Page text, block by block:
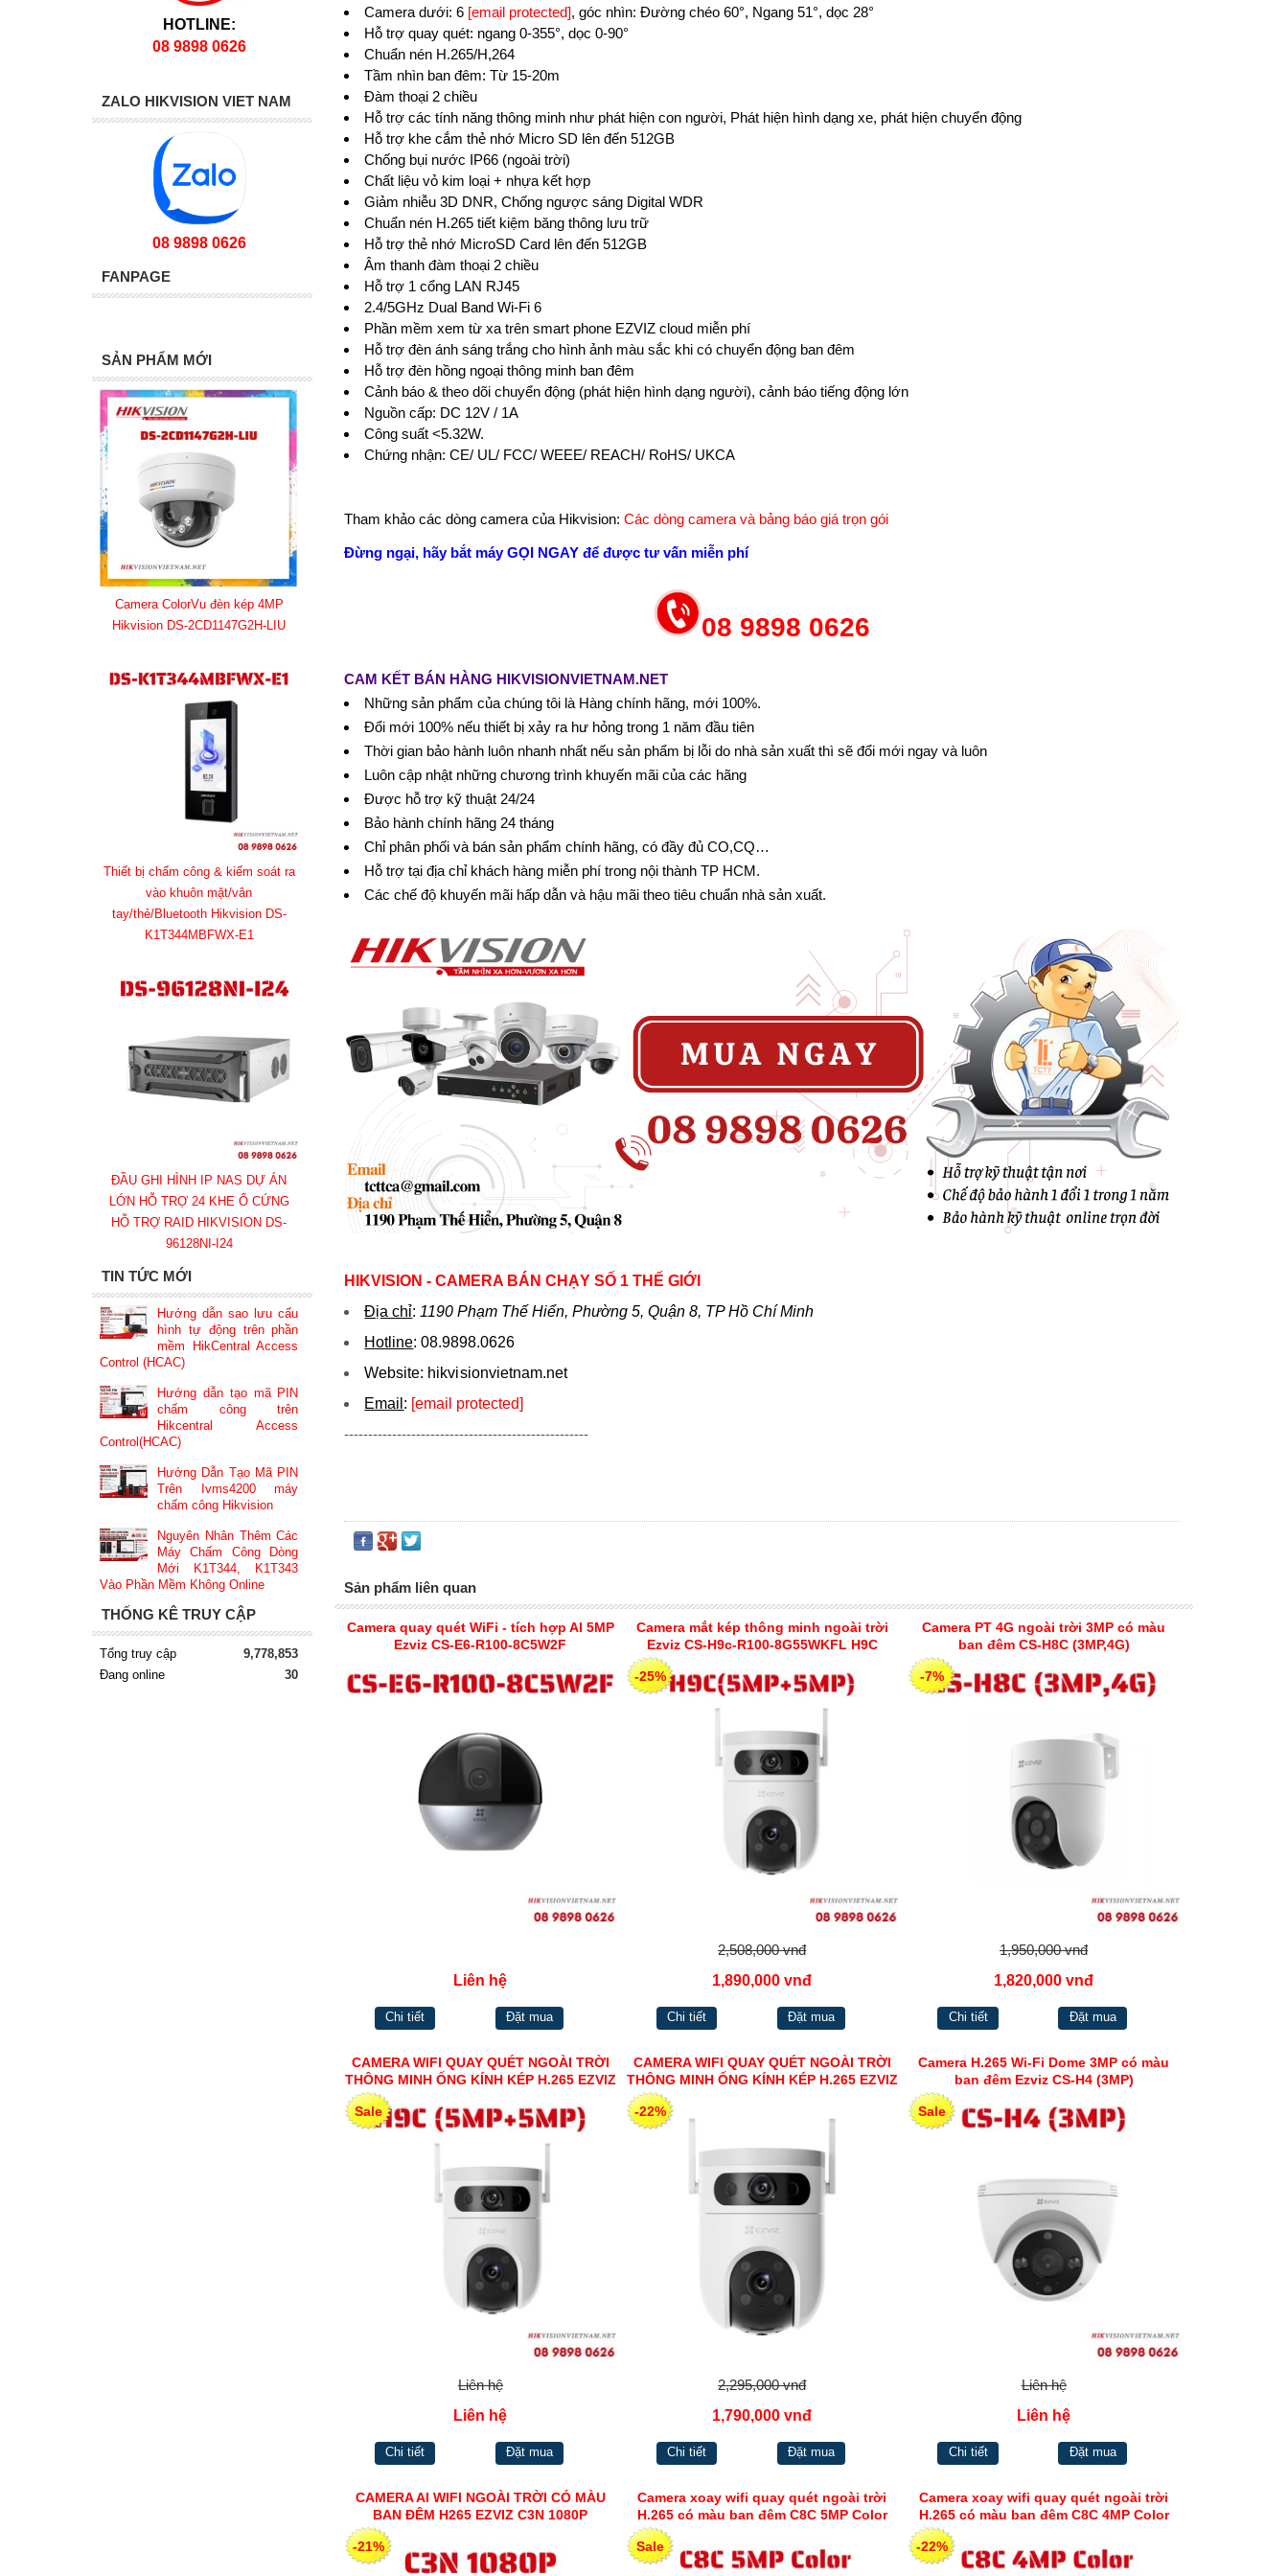
Camera dưới: 6 [email protected], góc nhìn: Đường chéo 60°, Ngang 51°, dọc 28°
Hỗ trợ quay quét: ngang 0-355°, dọc 0-90°
Chuẩn nén H.265/H,264
Tầm nhìn ban đêm: Từ 15-20m
Đàm thoại 2 chiều
Hỗ trợ các tính năng thông minh như phát hiện con người, Phát hiện hình dạng xe, phát hiện chuyển động
Hỗ trợ khe cắm thẻ nhớ Micro SD lên đến 512GB
Chống bụi nước IP66 (ngoài trời)
Chất liệu vỏ kim loại + nhựa kết hợp
Giảm nhiễu 3D DNR, Chống ngược sáng Digital WDR
Chuẩn nén H.265 tiết kiệm băng thông lưu trữ
Hỗ trợ thẻ nhớ MicroSD Card lên đến 512GB
Âm thanh đàm thoại 2 chiều
Hỗ trợ 1 cổng LAN RJ45
2.4/5GHz Dual Band Wi-Fi 6
Phần mềm xem từ xa trên smart phone EZVIZ cloud miễn phí
Hỗ trợ đèn ánh sáng trắng cho hình ảnh màu sắc khi có chuyển động ban đêm
Hỗ trợ đèn hồng ngoại thông minh ban đêm
Cảnh báo & theo dõi chuyển động (phát hiện hình dạng người), cảnh báo tiếng động lớn
Nguồn cấp: DC 12V / 1A
Công suất <5.32W.
Chứng nhận: CE/ UL/ FCC/ WEEE/ REACH/ RoHS/ UKCA
Tham khảo các dòng camera của Hikvision: Các dòng camera và bảng báo giá trọn gói
Đừng ngại, hãy bắt máy GỌI NGAY để được tư vấn miễn phí
08 9898 0626
CAM KẾT BÁN HÀNG HIKVISIONVIETNAM.NET
Những sản phẩm của chúng tôi là Hàng chính hãng, mới 100%.
Đổi mới 100% nếu thiết bị xảy ra hư hỏng trong 1 năm đầu tiên
Thời gian bảo hành luôn nhanh nhất nếu sản phẩm bị lỗi do nhà sản xuất thì sẽ đổi mới ngay và luôn
Luôn cập nhật những chương trình khuyến mãi của các hãng
Được hỗ trợ kỹ thuật 24/24
Bảo hành chính hãng 24 tháng
Chỉ phân phối và bán sản phẩm chính hãng, có đầy đủ CO,CQ…
Hỗ trợ tại địa chỉ khách hàng miễn phí trong nội thành TP HCM.
Các chế độ khuyến mãi hấp dẫn và hậu mãi theo tiêu chuẩn nhà sản xuất.
HIKVISION - CAMERA BÁN CHẠY SỐ 1 THẾ GIỚI
Địa chỉ: 1190 Phạm Thế Hiển, Phường 5, Quận 8, TP Hồ Chí Minh
Hotline:08.9898.0626
Website: hikvi sionvietnam.net
Email : [email protected]
---------------------------------------------------
Sản phẩm liên quan
Camera quay quét WiFi - tích hợp AI 5MP
Ezviz CS-E6-R100-8C5W2F
Liên hệ
Chi tiết Đặt mua
Camera mắt kép thông minh ngoài trời
Ezviz CS-H9c-R100-8G55WKFL H9C
-25%
2,508,000 vnđ
1,890,000 vnđ
Chi tiết Đặt mua
Camera PT 4G ngoài trời 3MP có màu
ban đêm CS-H8C (3MP,4G)
-7%
1,950,000 vnđ
1,820,000 vnđ
Chi tiết Đặt mua
CAMERA WIFI QUAY QUÉT NGOÀI TRỜI
THÔNG MINH ỐNG KÍNH KÉP H.265 EZVIZ
Sale
Liên hệ
Liên hệ
Chi tiết Đặt mua
CAMERA WIFI QUAY QUÉT NGOÀI TRỜI
THÔNG MINH ỐNG KÍNH KÉP H.265 EZVIZ
-22%
2,295,000 vnđ
1,790,000 vnđ
Chi tiết Đặt mua
Camera H.265 Wi-Fi Dome 3MP có màu
ban đêm Ezviz CS-H4 (3MP)
Sale
Liên hệ
Liên hệ
Chi tiết Đặt mua
CAMERA AI WIFI NGOÀI TRỜI CÓ MÀU
BAN ĐÊM H265 EZVIZ C3N 1080P
-21%
Camera xoay wifi quay quét ngoài trời
H.265 có màu ban đêm C8C 5MP Color
Sale
Camera xoay wifi quay quét ngoài trời
H.265 có màu ban đêm C8C 4MP Color
-22%
HOTLINE:
08 9898 0626
ZALO HIKVISION VIET NAM
08 9898 0626
FANPAGE
SẢN PHẨM MỚI
Camera ColorVu đèn kép 4MP
Hikvision DS-2CD1147G2H-LIU
Thiết bị chấm công & kiểm soát ra
vào khuôn mặt/vân
tay/thẻ/Bluetooth Hikvision DS-
K1T344MBFWX-E1
ĐẦU GHI HÌNH IP NAS DỰ ÁN
LỚN HỖ TRỢ 24 KHE Ổ CỨNG
HỖ TRỢ RAID HIKVISION DS-
96128NI-I24
TIN TỨC MỚI
Hướng dẫn sao lưu cấu
hình tự động trên phần
mềm HikCentral Access
Control (HCAC)
Hướng dẫn tạo mã PIN
chấm công trên
Hikcentral Access
Control(HCAC)
Hướng Dẫn Tạo Mã PIN
Trên Ivms4200 máy
chấm công Hikvision
Nguyên Nhân Thêm Các
Máy Chấm Công Dòng
Mới K1T344, K1T343
Vào Phần Mềm Không Online
THỐNG KÊ TRUY CẬP
Tổng truy cập
9,778,853
Đang online
30